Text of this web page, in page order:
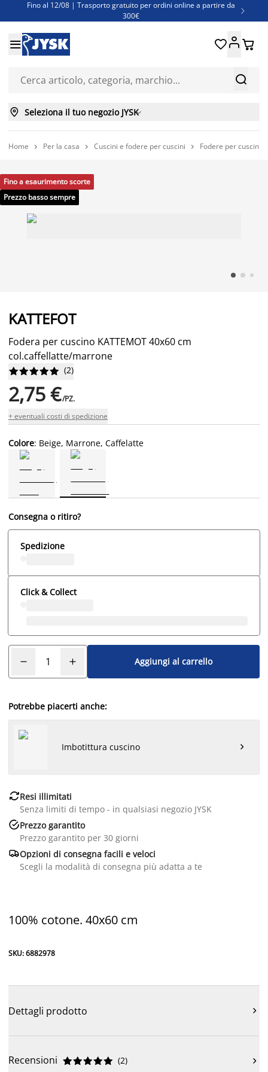
Fino al 12/08 | Trasporto gratuito per ordini online a partire da
300€

Super offerte d'estate | Oltre 1.500 articoli fino al 70%
Finanziamenti - Scegli il piano di rimborso più adatto a te


 
 Seleziona il tuo negozio JYSK
Home  Per la casa  Cuscini e fodere per cuscini  Fodere per cuscini
Fino a esaurimento scorte
Prezzo basso sempre
KATTEFOT
Fodera per cuscino KATTEMOT 40x60 cm
col.caffellatte/marrone





 (2)
2,75 €/PZ.
+ eventuali costi di spedizione
Colore: Beige, Marrone, Caffelatte
Consegna o ritiro?
Spedizione
Click & Collect
Aggiungi al carrello
Potrebbe piacerti anche:
Imbotittura cuscino 
Resi illimitati
Senza limiti di tempo - in qualsiasi negozio JYSK
Prezzo garantito
Prezzo garantito per 30 giorni
Opzioni di consegna facili e veloci
Scegli la modalità di consegna più adatta a te
100% cotone. 40x60 cm
SKU: 6882978
Dettagli prodotto 
Recensioni 




 (2) 